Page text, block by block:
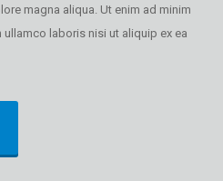
magna aliqua. Ut enim ad minim
laboris nisi ut aliquip ex ea